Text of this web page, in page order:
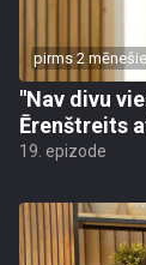
pirms 2
"Nav divu
Ērenštreits
19. epizode